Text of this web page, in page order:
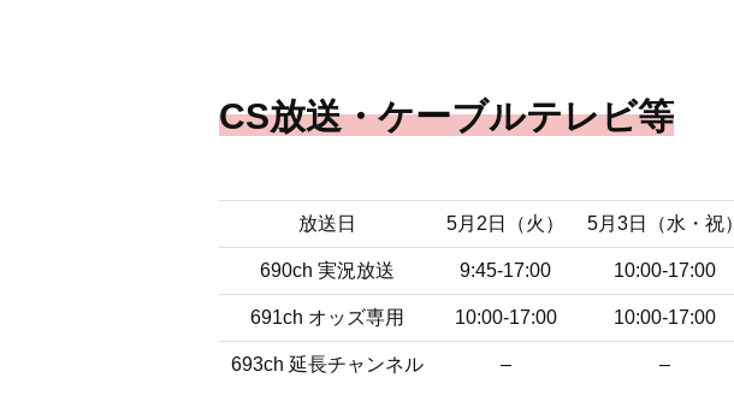
CS放送・ケーブルテレビ等
放送日 5月2日（火） 5月3日（水・祝）
690ch 実況放送 9:45-17:00 10:00-17:00
691ch オッズ専用 10:00-17:00 10:00-17:00
693ch 延長チャンネル – –